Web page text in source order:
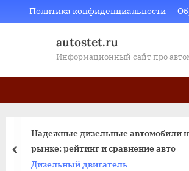
to
Политика конфиденциальности
autostet.ru
Информационный сайт про
Надежные дизельные автомобили
рынке: рейтинг и сравнение авто
Дизельный двигатель
пред